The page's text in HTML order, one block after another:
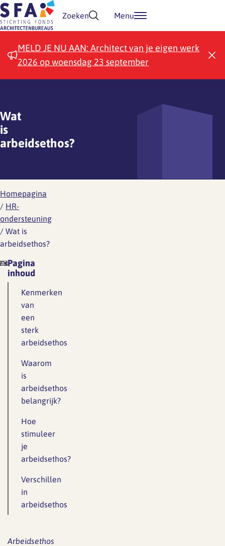
Doorgaan naar inhoud
Zoeken Menu
MELD JE NU AAN: Architect van je eigen werk
2026 op woensdag 23 september
Wat
is
arbeidsethos?
Homepagina
/ HR-
ondersteuning
/ Wat is
arbeidsethos?
Pagina
inhoud
Kenmerken
van
een
sterk
arbeidsethos
Waarom
is
arbeidsethos
belangrijk?
Hoe
stimuleer
je
arbeidsethos?
Verschillen
in
arbeidsethos
Arbeidsethos